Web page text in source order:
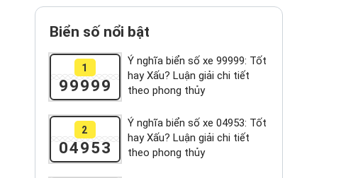
Biển số nổi bật
1
99999
Ý nghĩa biển số xe 99999: Tốt
hay Xấu? Luận giải chi tiết
theo phong thủy
2
04953
Ý nghĩa biển số xe 04953: Tốt
hay Xấu? Luận giải chi tiết
theo phong thủy